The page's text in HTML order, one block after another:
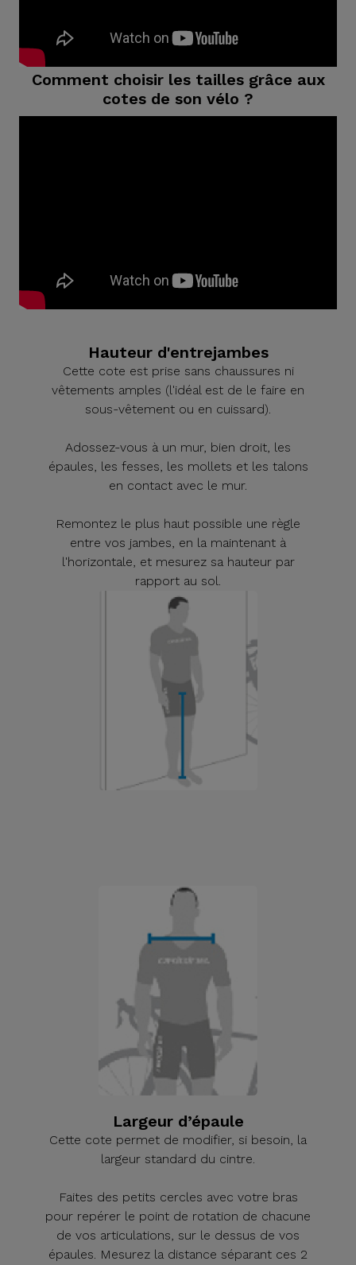
Comment choisir les tailles grâce aux
cotes de son vélo ?
Hauteur d'entrejambes
Cette cote est prise sans chaussures ni
vêtements amples (l'idéal est de le faire en
sous-vêtement ou en cuissard).
Adossez-vous à un mur, bien droit, les
épaules, les fesses, les mollets et les talons
en contact avec le mur.
Remontez le plus haut possible une règle
entre vos jambes, en la maintenant à
l'horizontale, et mesurez sa hauteur par
rapport au sol.
Largeur d’épaule
Cette cote permet de modifier, si besoin, la
largeur standard du cintre.
Faites des petits cercles avec votre bras
pour repérer le point de rotation de chacune
de vos articulations, sur le dessus de vos
épaules. Mesurez la distance séparant ces 2